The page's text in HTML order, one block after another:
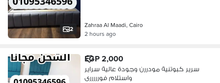
2
Zahraa Al Maadi, Cairo
2 hours ago
EGP 2,000
سرير كبوتنية مودررن وجودة عالية سراير
واستلام فورررررى